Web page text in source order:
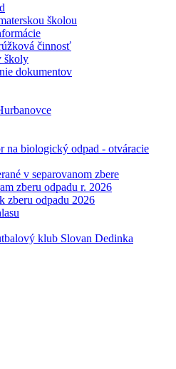
školou
činnosť
školy
dokumentov
na biologický odpad - otváracie
v separovanom zbere
zberu odpadu r. 2026
zberu odpadu 2026
klub Slovan Dedinka